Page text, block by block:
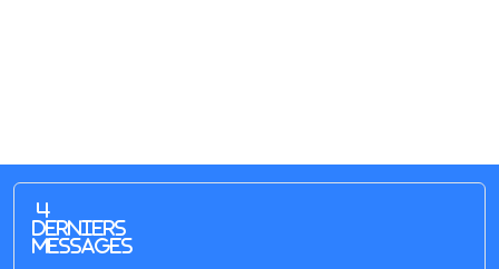
4
derniers
messages